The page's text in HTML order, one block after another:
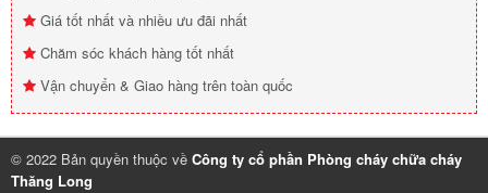
Giá tốt nhất và nhiều ưu đãi nhất
Chăm sóc khách hàng tốt nhất
Vận chuyển & Giao hàng trên toàn quốc
© 2022 Bản quyền thuộc về Công ty cổ phần Phòng cháy chữa cháy
Thăng Long